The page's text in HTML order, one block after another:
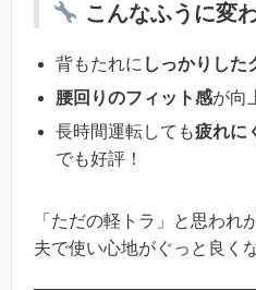
こんなふうに変
背もたれに しっかりした
腰回りのフィット感が向
長時間運転しても疲れに
でも好評！
「ただの軽トラ」と思われ
夫で使い心地がぐっと良く